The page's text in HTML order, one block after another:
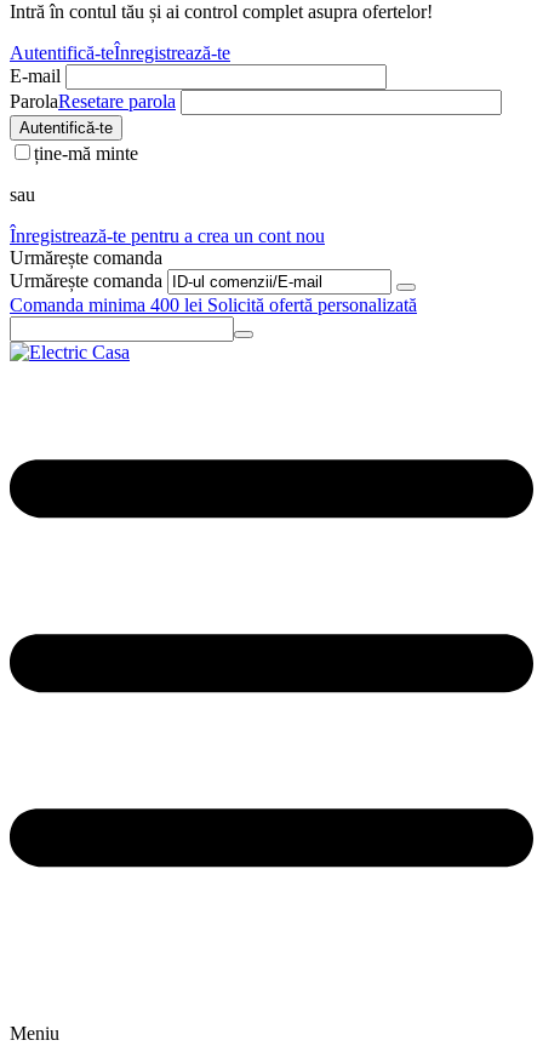
Intră în contul tău și ai control complet asupra ofertelor!
Autentifică-teÎnregistrează-te
E-mail
ParolaResetare parola
Autentifică-te
ține-mă minte
sau
Înregistrează-te pentru a crea un cont nou
Urmărește comanda
Urmărește comanda
Comanda minima 400 lei Solicită ofertă personalizată
Meniu